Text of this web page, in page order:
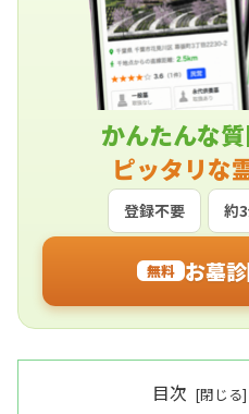
かんたんな
ピッタリな
登録不要 約
無料 お墓
目次